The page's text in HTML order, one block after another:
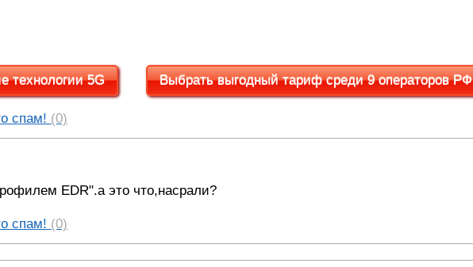
технологии 5G Выбрать выгодный тариф среди 9 операторов РФ
спам! (0)
EDR".а это что,насрали?
спам! (0)